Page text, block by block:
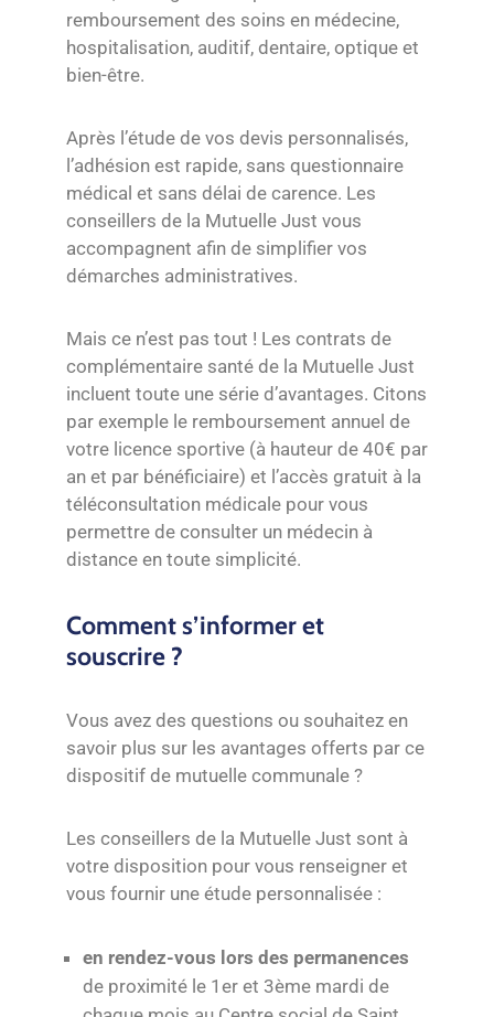
remboursement des soins en médecine,
hospitalisation, auditif, dentaire, optique et
bien-être.
Après l’étude de vos devis personnalisés,
l’adhésion est rapide, sans questionnaire
médical et sans délai de carence. Les
conseillers de la Mutuelle Just vous
accompagnent afin de simplifier vos
démarches administratives.
Mais ce n’est pas tout ! Les contrats de
complémentaire santé de la Mutuelle Just
incluent toute une série d’avantages. Citons
par exemple le remboursement annuel de
votre licence sportive (à hauteur de 40€ par
an et par bénéficiaire) et l’accès gratuit à la
téléconsultation médicale pour vous
permettre de consulter un médecin à
distance en toute simplicité.
Comment s’informer et
souscrire ?
Vous avez des questions ou souhaitez en
savoir plus sur les avantages offerts par ce
dispositif de mutuelle communale ?
Les conseillers de la Mutuelle Just sont à
votre disposition pour vous renseigner et
vous fournir une étude personnalisée :
en rendez-vous lors des permanences
de proximité le 1er et 3ème mardi de